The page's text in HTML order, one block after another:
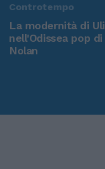
Controtempo
La modernità di
nell'Odissea pop
Nolan